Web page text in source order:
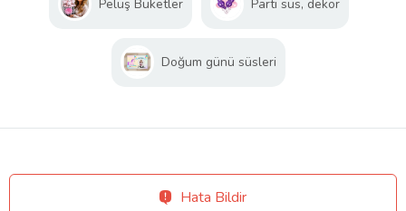
Peluş Buketler Parti süs, dekor
Doğum günü süsleri
Hata Bildir